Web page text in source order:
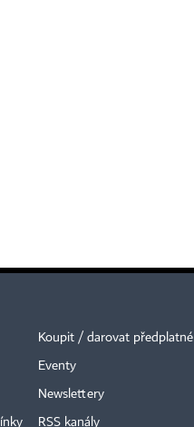
Koupit / darovat předplatné
Eventy
Newslettery
RSS kanály